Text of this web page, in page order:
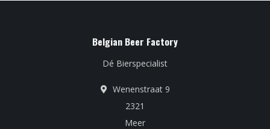
Belgian Beer Factory
Dé Bierspecialist
Wenenstraat 9
2321
Meer